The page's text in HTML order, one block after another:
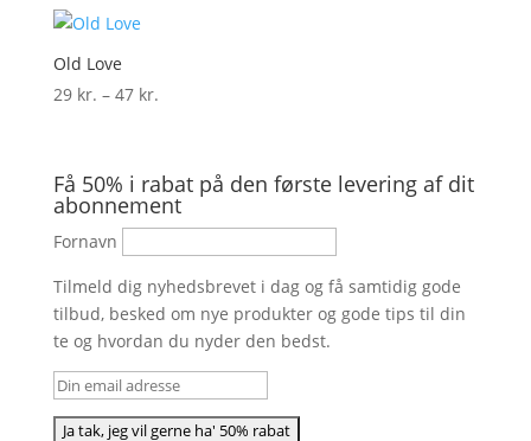
Old Love
29 kr. – 47 kr.Prisinterval:
47 kr.
Få 50% i rabat på den første levering af dit
abonnement
Fornavn
Tilmeld dig nyhedsbrevet i dag og få samtidig gode
tilbud, besked om nye produkter og gode tips til din
te og hvordan du nyder den bedst.